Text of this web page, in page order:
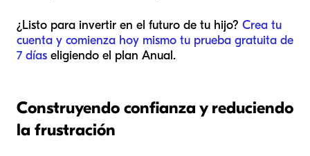
¿Listo para invertir en el futuro de tu hijo? Crea tu
cuenta y comienza hoy mismo tu prueba gratuita de
7 días eligiendo el plan Anual.
Construyendo confianza y reduciendo
la frustración